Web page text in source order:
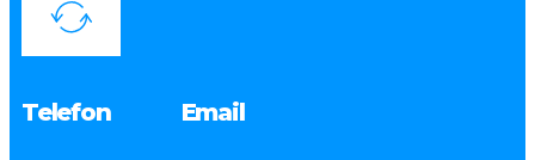
Telefon Email